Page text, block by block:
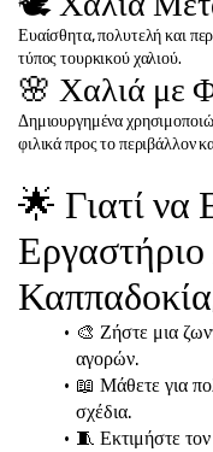
Ευαίσθητα, πολυτελή και
τύπος τουρκικού χαλιού.
🌸 Χαλιά με
Δημιουργημένα
φιλικά προς το περιβάλλον
🌟 Γιατί να
🎨 Ζήστε μια
αγορών.
📖 Μάθετε για
σχέδια.
🧵 Εκτιμήστε τον